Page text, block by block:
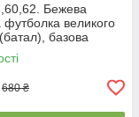
Бежева
футболка великого
базова
680 ₴